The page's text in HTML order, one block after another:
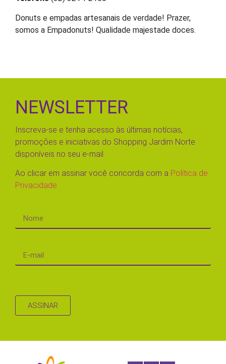
Donuts e empadas artesanais de verdade! Prazer,
somos a Empadonuts! Qualidade majestade doces.
NEWSLETTER
Inscreva-se e tenha acesso às últimas notícias,
promoções e iniciativas do Shopping Jardim Norte
disponíveis no seu e-mail.
Ao clicar em assinar você concorda com a Política de
Privacidade.
ASSINAR